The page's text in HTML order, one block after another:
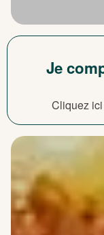
Je
Cliquez